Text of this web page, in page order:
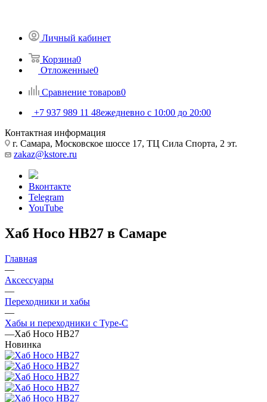
Личный кабинет
Корзина0
Отложенные0
Сравнение товаров0
+7 937 989 11 48ежедневно с 10:00 до 20:00
Контактная информация
г. Самара, Московское шоссе 17, ТЦ Сила Спорта, 2 эт.
zakaz@kstore.ru
Вконтакте
Telegram
YouTube
Хаб Hoco HB27 в Самаре
Главная
—
Аксессуары
—
Переходники и хабы
—
Хабы и переходники с Type-C
—Хаб Hoco HB27
Новинка